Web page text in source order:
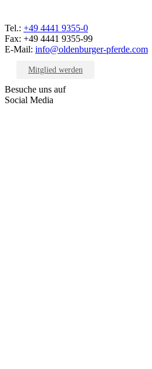
Tel.: +49 4441 9355-0
Fax: +49 4441 9355-99
E-Mail: info@oldenburger-pferde.com
Mitglied werden
Besuche uns auf
Social Media